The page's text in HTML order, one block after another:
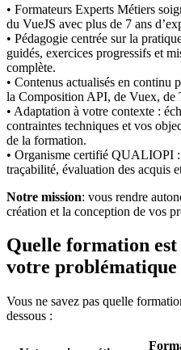
• Formateurs Experts Métiers
du VueJS avec plus de 7 ans
• Pédagogie centrée sur la
guidés, exercices progressifs et
complète.
• Contenus actualisés en continu
la Composition API, de Vuex, de
• Adaptation à votre contexte :
contraintes techniques et vos
de la formation.
• Organisme certifié QUALIOPI :
traçabilité, évaluation des acquis
Notre mission: vous rendre
création et la conception de vos
Quelle formation
votre problématique
Vous ne savez pas quelle
dessous :